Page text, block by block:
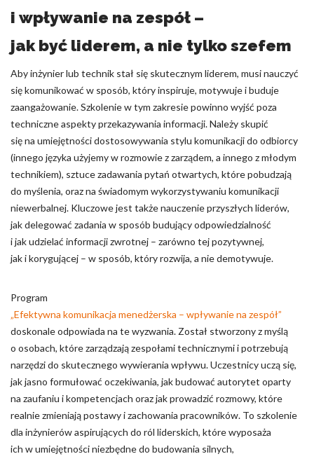
i wpływanie na zespół –
jak być liderem, a nie tylko szefem
Aby inżynier lub technik stał się skutecznym liderem, musi nauczyć
się komunikować w sposób, który inspiruje, motywuje i buduje
zaangażowanie. Szkolenie w tym zakresie powinno wyjść poza
techniczne aspekty przekazywania informacji. Należy skupić
się na umiejętności dostosowywania stylu komunikacji do odbiorcy
(innego języka użyjemy w rozmowie z zarządem, a innego z młodym
technikiem), sztuce zadawania pytań otwartych, które pobudzają
do myślenia, oraz na świadomym wykorzystywaniu komunikacji
niewerbalnej. Kluczowe jest także nauczenie przyszłych liderów,
jak delegować zadania w sposób budujący odpowiedzialność
i jak udzielać informacji zwrotnej – zarówno tej pozytywnej,
jak i korygującej – w sposób, który rozwija, a nie demotywuje.
Program
„Efektywna komunikacja menedżerska – wpływanie na zespół”
doskonale odpowiada na te wyzwania. Został stworzony z myślą
o osobach, które zarządzają zespołami technicznymi i potrzebują
narzędzi do skutecznego wywierania wpływu. Uczestnicy uczą się,
jak jasno formułować oczekiwania, jak budować autorytet oparty
na zaufaniu i kompetencjach oraz jak prowadzić rozmowy, które
realnie zmieniają postawy i zachowania pracowników. To szkolenie
dla inżynierów aspirujących do ról liderskich, które wyposaża
ich w umiejętności niezbędne do budowania silnych,